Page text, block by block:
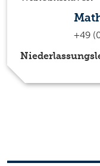
+49